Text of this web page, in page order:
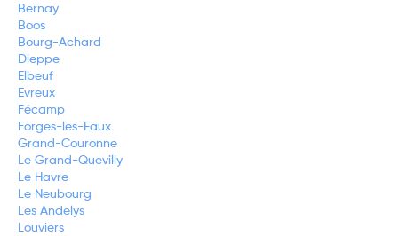
Bernay
Boos
Bourg-Achard
Dieppe
Elbeuf
Evreux
Fécamp
Forges-les-Eaux
Grand-Couronne
Le Grand-Quevilly
Le Havre
Le Neubourg
Les Andelys
Louviers